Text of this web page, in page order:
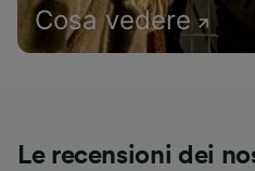
Cosa vedere
Le recensioni dei